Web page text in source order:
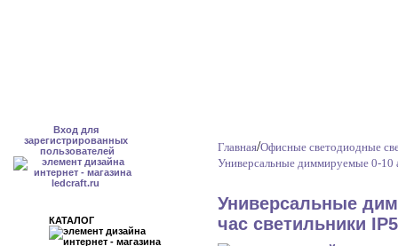
Вход для
зарегистрированных
пользователей
КАТАЛОГ
Главная/Офисные светодиодные
Универсальные диммируемые 0-10
Универсальные
час светильники